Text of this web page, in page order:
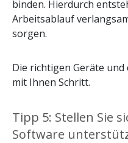
binden. Hierdurch
Arbeitsablauf
sorgen.
Die richtigen Geräte
mit Ihnen Schritt.
Tipp 5: Stellen Sie
Software